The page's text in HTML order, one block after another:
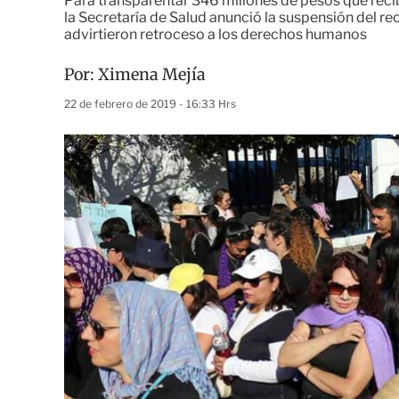
la Secretaría de Salud anunció la suspensión del
advirtieron retroceso a los derechos humanos
Por: Ximena Mejía
22 de febrero de 2019 - 16:33 Hrs